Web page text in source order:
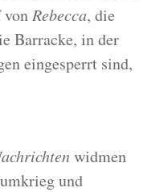
Rebecca, die
Barracke, in der
eingesperrt sind,
widmen
und